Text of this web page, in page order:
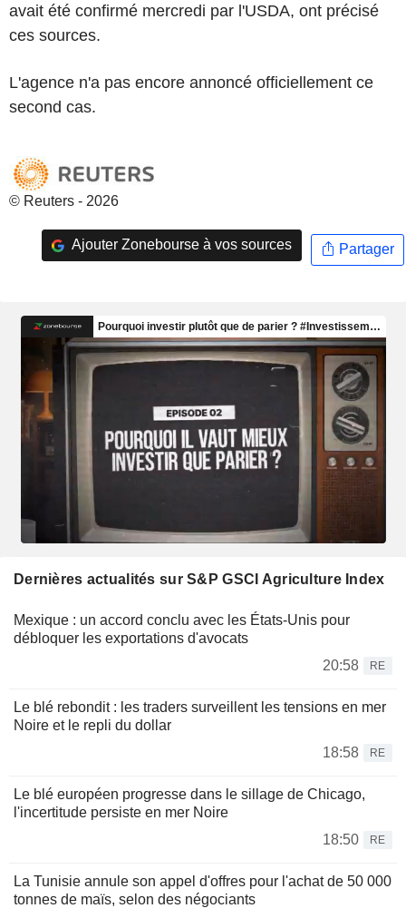
avait été confirmé mercredi par l'USDA, ont précisé
ces sources.
L'agence n'a pas encore annoncé officiellement ce
second cas.
© Reuters - 2026
Ajouter Zonebourse à vos sources Partager
Dernières actualités sur S&P GSCI Agriculture Index
Mexique : un accord conclu avec les États-Unis pour
débloquer les exportations d'avocats
20:58
RE
Le blé rebondit : les traders surveillent les tensions en mer
Noire et le repli du dollar
18:58
RE
Le blé européen progresse dans le sillage de Chicago,
l'incertitude persiste en mer Noire
18:50
RE
La Tunisie annule son appel d'offres pour l'achat de 50 000
tonnes de maïs, selon des négociants